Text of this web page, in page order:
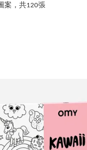
案，共120張